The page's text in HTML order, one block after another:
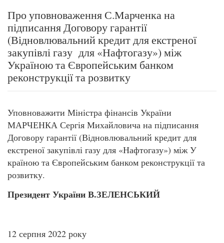
Про уповноваження С.Марченка на
підписання Договору гарантії
(Відновлювальний кредит для екстреної
закупівлі газу для «Нафтогазу») між
Україною та Європейським банком
реконструкції та розвитку
Уповноважити Міністра фінансів України
МАРЧЕНКА Сергія Михайловича на підписання
Договору гарантії (Відновлювальний кредит для
екстреної закупівлі газу для «Нафтогазу») між У
країною та Європейським банком реконструкції та
розвитку.
Президент України В.ЗЕЛЕНСЬКИЙ
12 серпня 2022 року